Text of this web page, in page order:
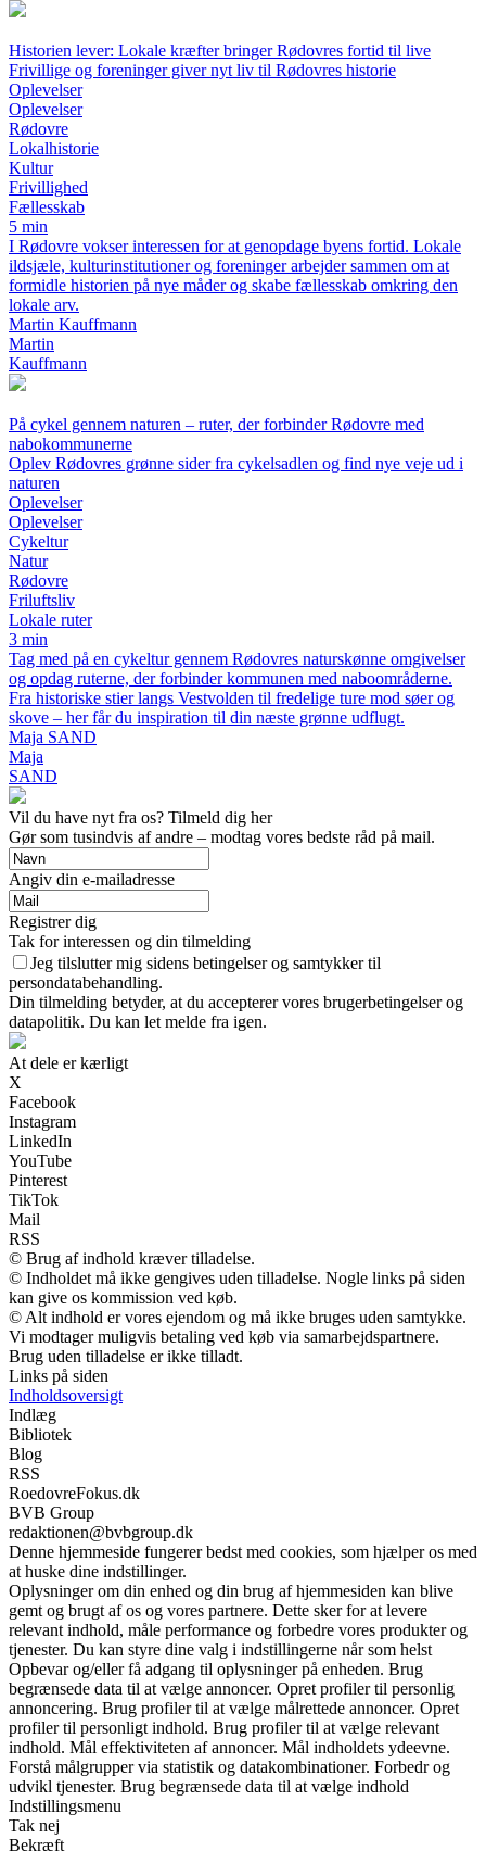
Historien lever: Lokale kræfter bringer Rødovres fortid til live
Frivillige og foreninger giver nyt liv til Rødovres historie
Oplevelser
Oplevelser
Rødovre
Lokalhistorie
Kultur
Frivillighed
Fællesskab
5 min
I Rødovre vokser interessen for at genopdage byens fortid. Lokale
ildsjæle, kulturinstitutioner og foreninger arbejder sammen om at
formidle historien på nye måder og skabe fællesskab omkring den
lokale arv.
Martin Kauffmann
Martin
Kauffmann
På cykel gennem naturen – ruter, der forbinder Rødovre med
nabokommunerne
Oplev Rødovres grønne sider fra cykelsadlen og find nye veje ud i
naturen
Oplevelser
Oplevelser
Cykeltur
Natur
Rødovre
Friluftsliv
Lokale ruter
3 min
Tag med på en cykeltur gennem Rødovres naturskønne omgivelser
og opdag ruterne, der forbinder kommunen med naboområderne.
Fra historiske stier langs Vestvolden til fredelige ture mod søer og
skove – her får du inspiration til din næste grønne udflugt.
Maja SAND
Maja
SAND
Vil du have nyt fra os? Tilmeld dig her
Gør som tusindvis af andre – modtag vores bedste råd på mail.
Angiv din e-mailadresse
Registrer dig
Tak for interessen og din tilmelding
Jeg tilslutter mig sidens betingelser og samtykker til
persondatabehandling.
Din tilmelding betyder, at du accepterer vores brugerbetingelser og
datapolitik. Du kan let melde fra igen.
At dele er kærligt
X
Facebook
Instagram
LinkedIn
YouTube
Pinterest
TikTok
Mail
RSS
© Brug af indhold kræver tilladelse.
© Indholdet må ikke gengives uden tilladelse. Nogle links på siden
kan give os kommission ved køb.
© Alt indhold er vores ejendom og må ikke bruges uden samtykke.
Vi modtager muligvis betaling ved køb via samarbejdspartnere.
Brug uden tilladelse er ikke tilladt.
Links på siden
Indholdsoversigt
Indlæg
Bibliotek
Blog
RSS
RoedovreFokus.dk
BVB Group
redaktionen@bvbgroup.dk
Denne hjemmeside fungerer bedst med cookies, som hjælper os med
at huske dine indstillinger.
Oplysninger om din enhed og din brug af hjemmesiden kan blive
gemt og brugt af os og vores partnere. Dette sker for at levere
relevant indhold, måle performance og forbedre vores produkter og
tjenester. Du kan styre dine valg i indstillingerne når som helst
Opbevar og/eller få adgang til oplysninger på enheden. Brug
begrænsede data til at vælge annoncer. Opret profiler til personlig
annoncering. Brug profiler til at vælge målrettede annoncer. Opret
profiler til personligt indhold. Brug profiler til at vælge relevant
indhold. Mål effektiviteten af annoncer. Mål indholdets ydeevne.
Forstå målgrupper via statistik og datakombinationer. Forbedr og
udvikl tjenester. Brug begrænsede data til at vælge indhold
Indstillingsmenu
Tak nej
Bekræft